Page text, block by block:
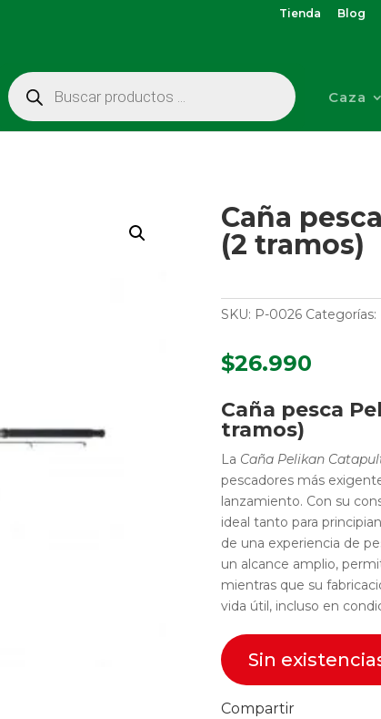
Tienda Blog
Búsqueda
de
productos Caza
Caña
(2 tramos)
SKU: P-0026 Categorías:
$26.990
Caña pesca
tramos)
La Caña Pelikan
pescadores más
lanzamiento. Con su
ideal tanto para
de una experiencia de
un alcance amplio,
mientras que su
vida útil, incluso en
Sin
Compartir